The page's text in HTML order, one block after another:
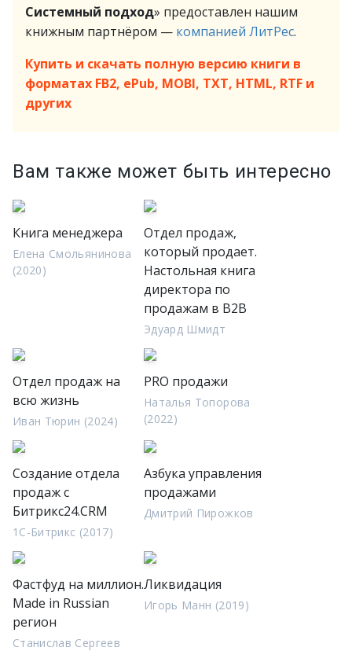
Системный подход» предоставлен нашим
книжным партнёром — компанией ЛитРес.
Купить и скачать полную версию книги в
форматах FB2, ePub, MOBI, TXT, HTML, RTF и
других
Вам также может быть интересно
Книга менеджера
Елена Смольянинова
(2020)
Отдел продаж,
который продает.
Настольная книга
директора по
продажам в В2В
Эдуард Шмидт
Отдел продаж на
всю жизнь
Иван Тюрин (2024)
PRO продажи
Наталья Топорова
(2022)
Создание отдела
продаж с
Битрикс24.CRM
1С-Битрикс (2017)
Азбука управления
продажами
Дмитрий Пирожков
Фастфуд на миллион.
Made in Russian
регион
Станислав Сергеев
Ликвидация
Игорь Манн (2019)